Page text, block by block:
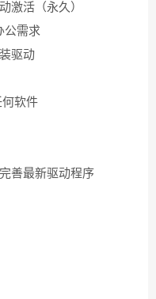
激活（永久）
公需求
驱动
何软件
善最新驱动程序